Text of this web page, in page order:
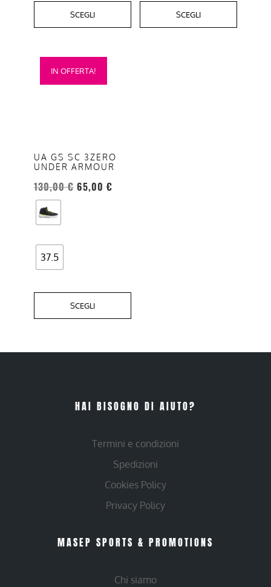
SCEGLI SCEGLI
IN OFFERTA!
UA GS SC 3ZERO
UNDER ARMOUR
130,00€ 65,00 €
37.5
SCEGLI
Questo
prodotto
opzioni
possono
essere
scelte
nella
del
prodotto
HAI BISOGNO DI AIUTO?
Termini e condizioni
Spedizioni
Cookies Policy
Privacy Policy
MASEP SPORTS & PROMOTIONS
Chi siamo